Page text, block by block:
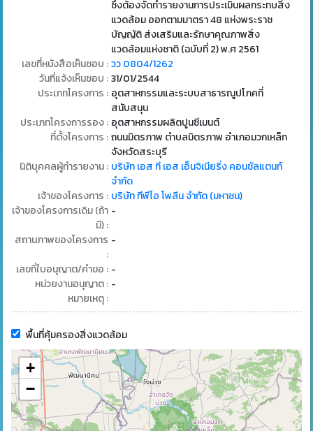
ซึ่งต้องจัดทำรายงานการประเมินผลกระทบสิ่ง
แวดล้อม ออกตามมาตรา 48 แห่งพระราช
บัญญัติ ส่งเสริมและรักษาคุณภาพสิ่ง
แวดล้อมแห่งชาติ (ฉบับที่ 2) พ.ศ 2561
เลขที่หนังสือเห็นชอบ : วว 0804/1262
วันที่แจ้งเห็นชอบ : 31/01/2544
ประเภทโครงการ : อุตสาหกรรมและระบบสาธารณูปโภคที่
สนับสนุน
ประเภทโครงการรอง : อุตสาหกรรมผลิตปูนซีเมนต์
ที่ตั้งโครงการ : ถนนมิตรภาพ ตำบลมิตรภาพ อำเภอมวกเหล็ก
จังหวัดสระบุรี
นิติบุคคลผู้ทำรายงาน : บริษัท เอส ที เอส เอ็นจิเนียริ่ง คอนซัลแตนท์
จำกัด
เจ้าของโครงการ : บริษัท ทีพีไอ โพลีน จำกัด (มหาชน)
เจ้าของโครงการเดิม (ถ้า
มี) :
-
สถานภาพของโครงการ
:
-
เลขที่ใบอนุญาต/คำขอ : -
หน่วยงานอนุญาต : -
หมายเหตุ :
พื้นที่คุ้มครองสิ่งแวดล้อม
+
−